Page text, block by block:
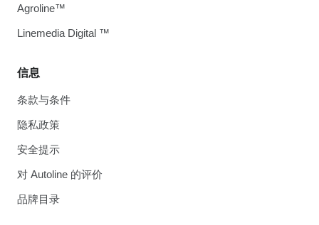
信息
条款与条件
隐私政策
安全提示
对 Autoline 的评价
品牌目录
Agroline™
Linemedia Digital ™